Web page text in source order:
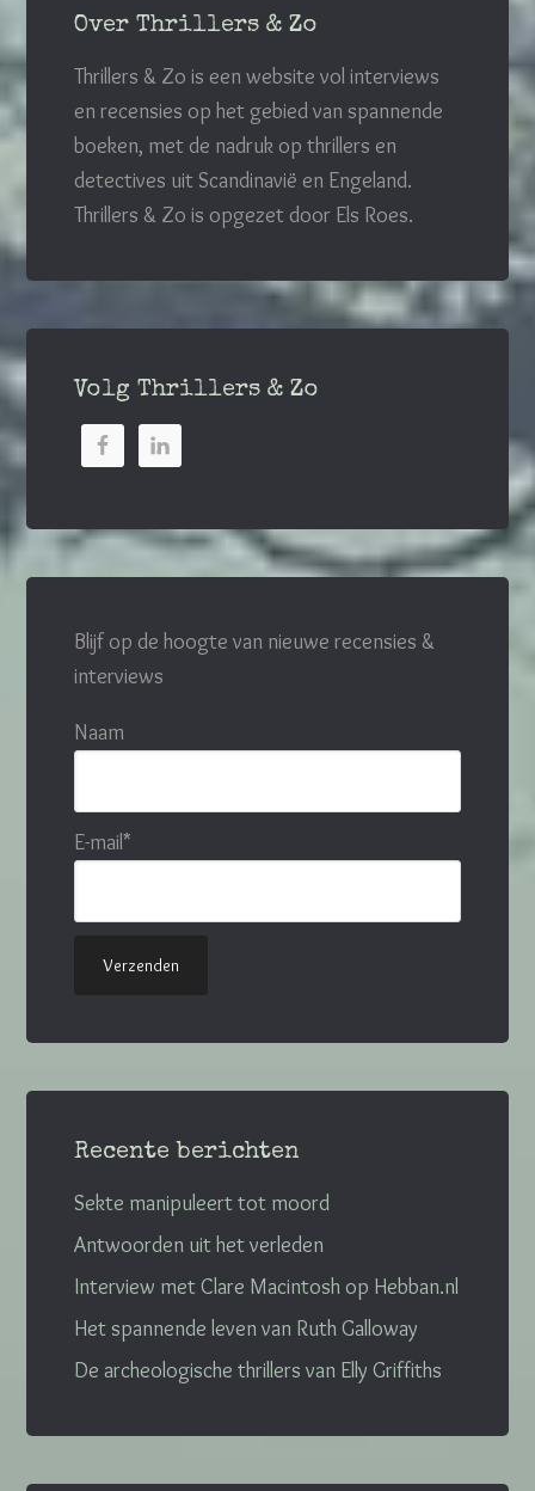
Over Thrillers & Zo
Thrillers & Zo is een website vol interviews
en recensies op het gebied van spannende
boeken, met de nadruk op thrillers en
detectives uit Scandinavië en Engeland.
Thrillers & Zo is opgezet door Els Roes.
Volg Thrillers & Zo
Blijf op de hoogte van nieuwe recensies &
interviews
Naam
E-mail*
Recente berichten
Sekte manipuleert tot moord
Antwoorden uit het verleden
Interview met Clare Macintosh op Hebban.nl
Het spannende leven van Ruth Galloway
De archeologische thrillers van Elly Griffiths